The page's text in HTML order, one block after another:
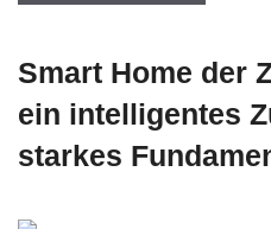
Smart Home der
ein intelligentes
starkes